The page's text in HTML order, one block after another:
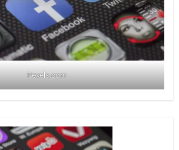
Pexels.com